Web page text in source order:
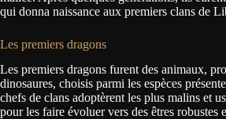
qui donna naissance aux premiers clans de
Les premiers dragons
Les premiers dragons furent des animaux,
dinosaures, choisis parmi les espèces
chefs de clans adoptèrent les plus malins et
pour les faire évoluer vers des êtres robustes